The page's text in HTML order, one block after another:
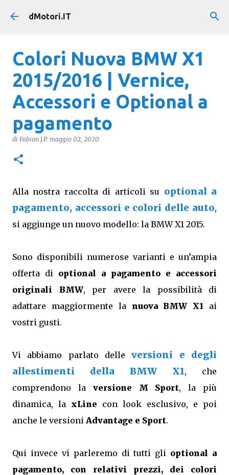
Passa ai contenuti principali
dMotori.IT
Colori Nuova BMW X1
2015/2016 | Vernice,
Accessori e Optional a
pagamento
di Fabian J.P. maggio 02, 2020
Alla nostra raccolta di articoli su optional a
pagamento, accessori e colori delle auto,
si aggiunge un nuovo modello: la BMW X1 2015.
Sono disponibili numerose varianti e un’ampia
offerta di optional a pagamento e accessori
originali BMW, per avere la possibilità di
adattare maggiormente lanuova BMW X1 ai
vostri gusti.
Vi abbiamo parlato delleversioni e degli
allestimenti della BMW X1, che
comprendono la versione M Sport, la più
dinamica, la xLine con look esclusivo, e poi
anche le versioni Advantage e Sport.
Qui invece vi parleremo di tutti gli optional a
pagamento, con relativi prezzi, dei colori